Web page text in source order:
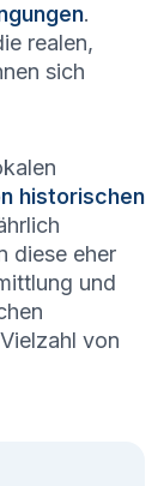
.
realen,
sich
historischen
diese eher
und
von